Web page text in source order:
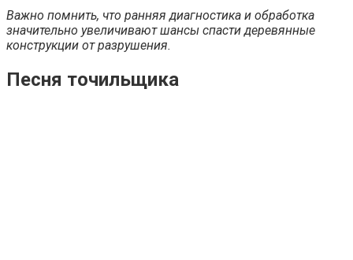
Важно помнить, что ранняя диагностика и обработка
значительно увеличивают шансы спасти деревянные
конструкции от разрушения.
Песня точильщика